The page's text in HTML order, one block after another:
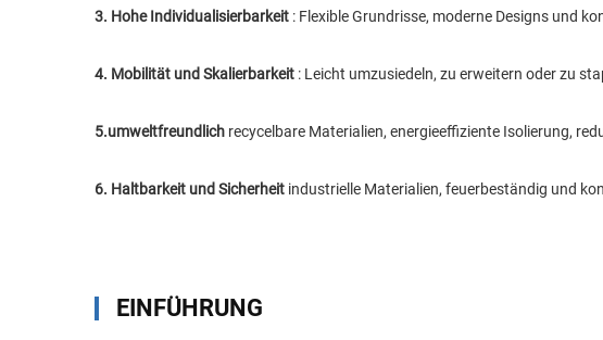
3. Hohe Individualisierbarkeit : Flexible Grundrisse, moderne Designs und
4. Mobilität und Skalierbarkeit : Leicht umzusiedeln, zu erweitern oder zu
5.umweltfreundlich recycelbare Materialien, energieeffiziente Isolierung,
6. Haltbarkeit und Sicherheit industrielle Materialien, feuerbeständig und
EINFÜHRUNG